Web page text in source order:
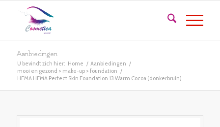
Aanbiedingen
U bevindt zich hier: Home / Aanbiedingen /
mooi en gezond > make-up > foundation /
HEMA HEMA Perfect Skin Foundation 13 Warm Cocoa (donkerbruin)